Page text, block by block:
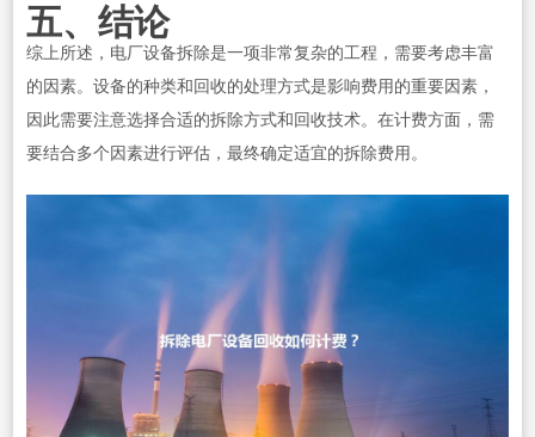
五、结论
综上所述，电厂设备拆除是一项非常复杂的工程，需要考虑丰富
的因素。设备的种类和回收的处理方式是影响费用的重要因素，
因此需要注意选择合适的拆除方式和回收技术。在计费方面，需
要结合多个因素进行评估，最终确定适宜的拆除费用。